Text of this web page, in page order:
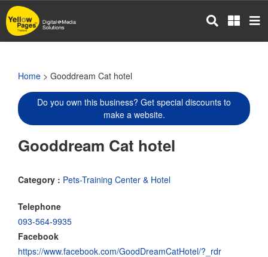
Skip
to
main
Home > Gooddream Cat hotel
Do you own this business? Get special discounts to
make a website.
Gooddream Cat hotel
Category : Pets-Training Center & Hotel
Telephone
093-564-9935
Facebook
https://www.facebook.com/GoodDreamCatHotel/?_rdr